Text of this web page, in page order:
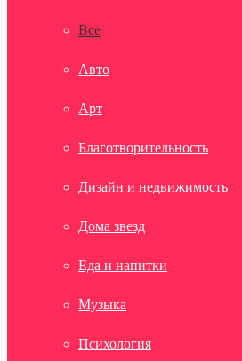
Все
Авто
Арт
Благотворительность
Дизайн и недвижимость
Дома звезд
Еда и напитки
Музыка
Психология